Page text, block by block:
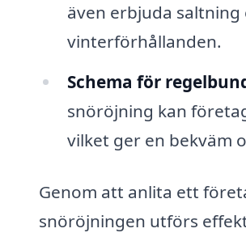
även erbjuda
vinterförhållanden.
Schema för
snöröjning kan
vilket ger en bekväm
Genom att anlita ett
snöröjningen utförs